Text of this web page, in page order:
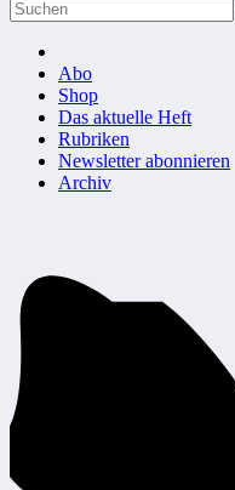
Abo
Shop
Das aktuelle Heft
Rubriken
Newsletter abonnieren
Archiv